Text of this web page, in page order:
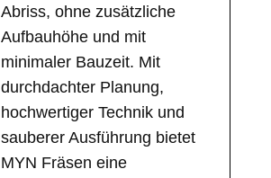
Abriss, ohne zusätzliche
Aufbauhöhe und mit
minimaler Bauzeit. Mit
durchdachter Planung,
hochwertiger Technik und
sauberer Ausführung bietet
MYN Fräsen eine